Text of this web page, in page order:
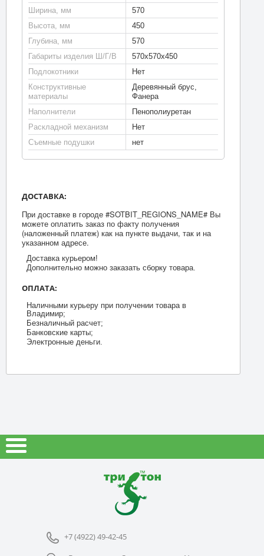
Ширина, мм
570
Высота, мм
450
Глубина, мм
570
Габариты изделия Ш/Г/В
570х570х450
Подлокотники
Нет
Конструктивные
материалы
Деревянный брус,
Фанера
Наполнители
Пенополиуретан
Раскладной механизм
Нет
Съемные подушки
нет
ДОСТАВКА:
При доставке в городе #SOTBIT_REGIONS_NAME# Вы
можете оплатить заказ по факту получения
(наложенный платеж) как на пункте выдачи, так и на
указанном адресе.
Доставка курьером!
Дополнительно можно заказать сборку товара.
ОПЛАТА:
Наличными курьеру при получении товара в
Владимир;
Безналичный расчет;
Банковские карты;
Электронные деньги.
+7 (4922) 49-42-45